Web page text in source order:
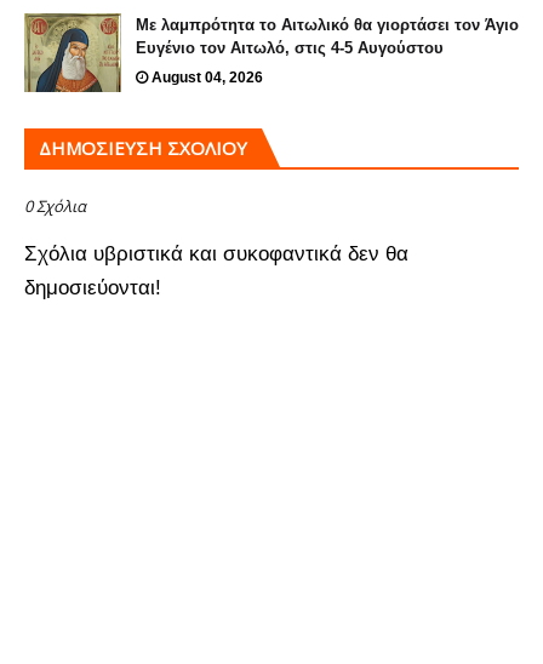
Με λαμπρότητα το Αιτωλικό θα γιορτάσει τον Άγιο
Ευγένιο τον Αιτωλό, στις 4-5 Αυγούστου
August 04, 2026
ΔΗΜΟΣΊΕΥΣΗ ΣΧΟΛΊΟΥ
0 Σχόλια
Σχόλια υβριστικά και συκοφαντικά δεν θα
δημοσιεύονται!